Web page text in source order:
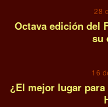
28
Octava edición del
su
16
¿El mejor lugar